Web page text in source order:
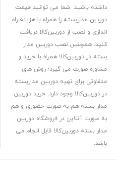
توانید قیمت
با هزینه راه
دریافت
مدار
با خرید و
روش های
مداربسته
خرید دوربین
حضوری و هم
دوربین
قابل انجام می